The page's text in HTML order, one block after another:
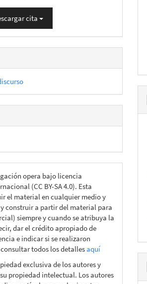
cita
opera bajo licencia
(CC BY-SA 4.0). Esta
el material en cualquier medio y
construir a partir del material para
siempre y cuando se atribuya la
dar el crédito apropiado de
e indicar si se realizaron
todos los detallesaquí
exclusiva de los autores y
propiedad intelectual. Los autores